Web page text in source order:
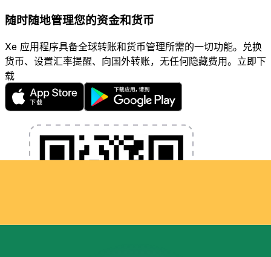
随时随地管理您的资金和货币
Xe 应用程序具备全球转账和货币管理所需的一切功能。兑换
货币、设置汇率提醒、向国外转账，无任何隐藏费用。立即下
载